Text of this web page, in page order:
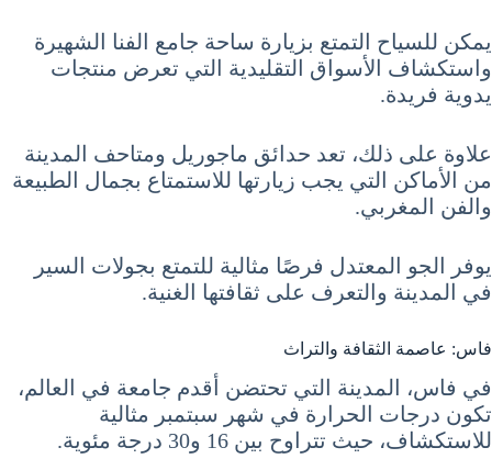
يمكن للسياح التمتع بزيارة ساحة جامع الفنا الشهيرة
واستكشاف الأسواق التقليدية التي تعرض منتجات
يدوية فريدة.
علاوة على ذلك، تعد حدائق ماجوريل ومتاحف المدينة
من الأماكن التي يجب زيارتها للاستمتاع بجمال الطبيعة
والفن المغربي.
يوفر الجو المعتدل فرصًا مثالية للتمتع بجولات السير
في المدينة والتعرف على ثقافتها الغنية.
فاس: عاصمة الثقافة والتراث
في فاس، المدينة التي تحتضن أقدم جامعة في العالم،
تكون درجات الحرارة في شهر سبتمبر مثالية
للاستكشاف، حيث تتراوح بين 16 و30 درجة مئوية.